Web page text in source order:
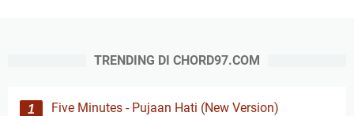
TRENDING DI CHORD97.COM
Five Minutes - Pujaan Hati (New Version)